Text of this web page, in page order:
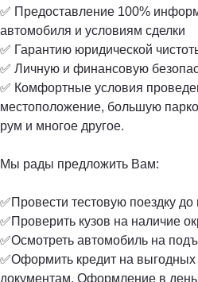
✅ Предоставление 100%
автомобиля и условиям сделки
✅ Гарантию юридической
✅ Личную и финансовую
✅ Комфортные условия
местоположение, большую
рум и многое другое.
Мы рады предложить Вам:
✅Провести тестовую поездку
✅Проверить кузов на наличие
✅Осмотреть автомобиль на
✅Оформить кредит на выгодных
документам. Оформление в